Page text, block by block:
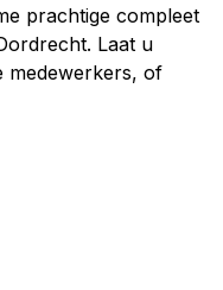
prachtige compleet
Laat u
medewerkers, of